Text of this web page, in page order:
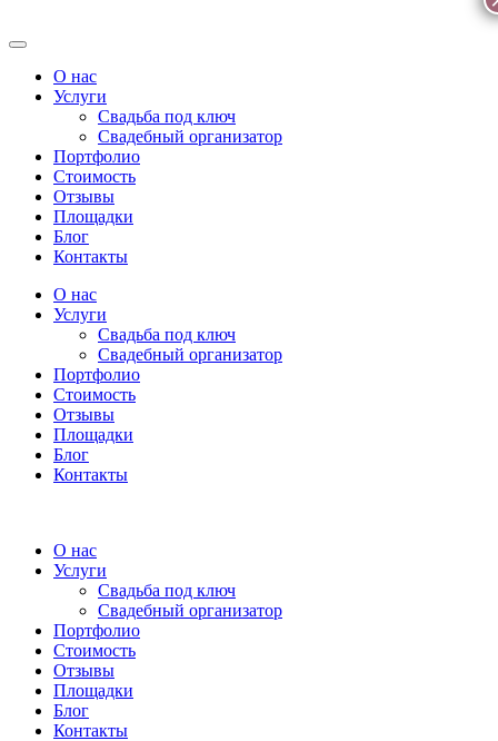
О нас
Услуги
Свадьба под ключ
Свадебный организатор
Портфолио
Стоимость
Отзывы
Площадки
Блог
Контакты
О нас
Услуги
Свадьба под ключ
Свадебный организатор
Портфолио
Стоимость
Отзывы
Площадки
Блог
Контакты
О нас
Услуги
Свадьба под ключ
Свадебный организатор
Портфолио
Стоимость
Отзывы
Площадки
Блог
Контакты